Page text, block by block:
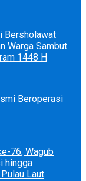
Bersholawat
Warga Sambut
1448 H
Beroperasi
76, Wagub
hingga
Laut